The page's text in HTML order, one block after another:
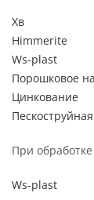
Хв
Himmerite
Ws-plast
Порошковое
Цинкование
При
Ws-plast